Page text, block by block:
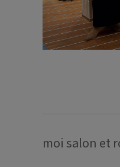
moi salon et